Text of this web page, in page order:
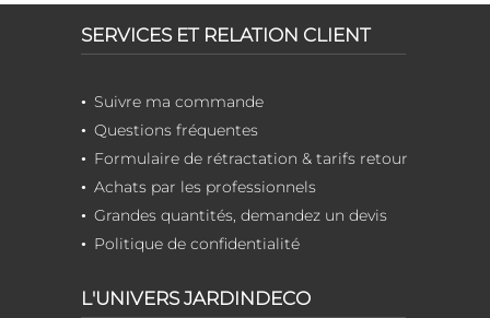
SERVICES ET RELATION CLIENT
Suivre ma commande
Questions fréquentes
Formulaire de rétractation & tarifs retour
Achats par les professionnels
Grandes quantités, demandez un devis
Politique de confidentialité
L'UNIVERS JARDINDECO